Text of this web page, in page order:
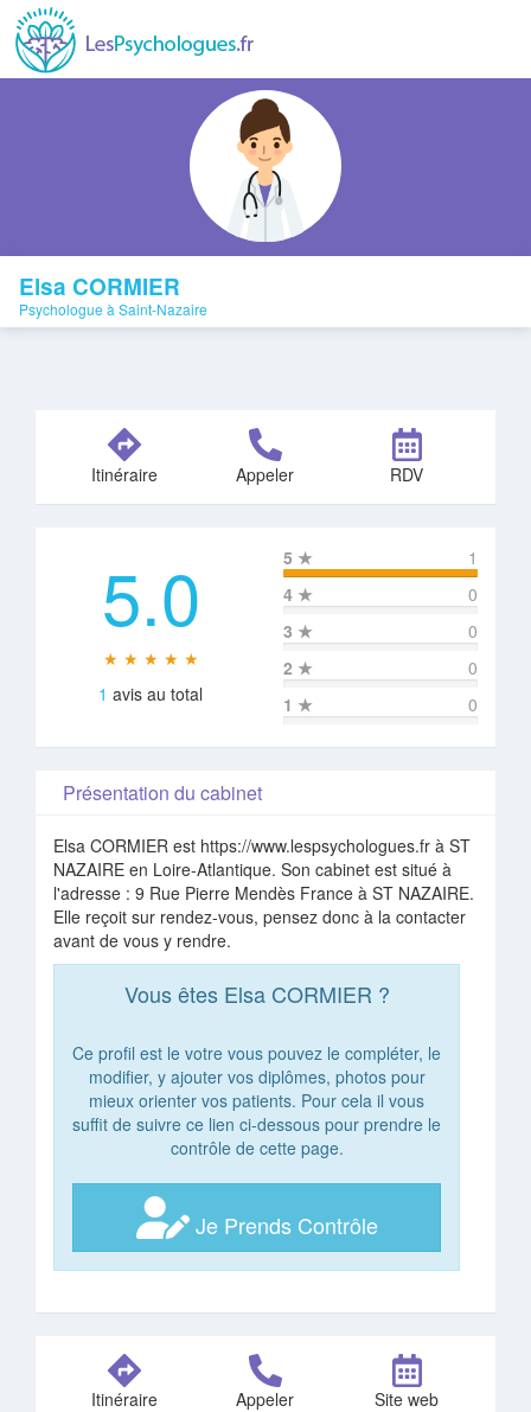
Elsa CORMIER
Psychologue à Saint-Nazaire
Itinéraire Appeler RDV
5.0
★ ★ ★ ★ ★
1 avis au total
5 ★
1
4 ★
0
3 ★
0
2 ★
0
1 ★ 0
Présentation du cabinet
Elsa CORMIER est https://www.lespsychologues.fr à ST
NAZAIRE en Loire-Atlantique. Son cabinet est situé à
l'adresse : 9 Rue Pierre Mendès France à ST NAZAIRE.
Elle reçoit sur rendez-vous, pensez donc à la contacter
avant de vous y rendre.
Vous êtes Elsa CORMIER ?
Ce profil est le votre vous pouvez le compléter, le
modifier, y ajouter vos diplômes, photos pour
mieux orienter vos patients. Pour cela il vous
suffit de suivre ce lien ci-dessous pour prendre le
contrôle de cette page.
Je Prends Contrôle
Itinéraire Appeler Site web